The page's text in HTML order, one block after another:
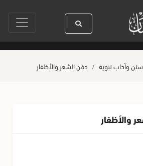
صلاة آخر أربعاء من صفر حياة القلوب
سنن وآداب نبوية دفن الشعر والأظفار